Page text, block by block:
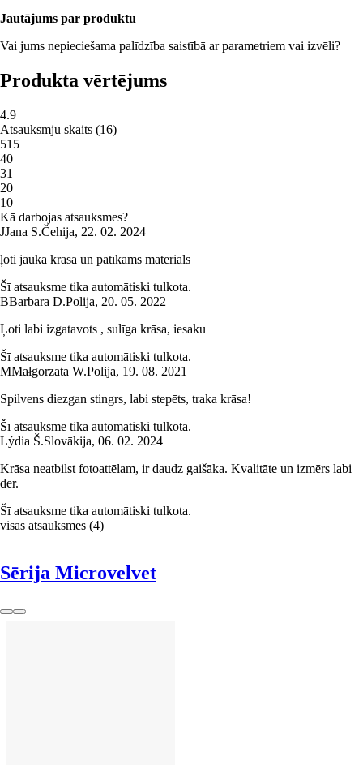
Jautājums par produktu
Vai jums nepieciešama palīdzība saistībā ar parametriem vai izvēli?
Produkta vērtējums
4.9
Atsauksmju skaits (16)
515
40
31
20
10
Kā darbojas atsauksmes?
JJana S.Čehija, 22. 02. 2024
ļoti jauka krāsa un patīkams materiāls
Šī atsauksme tika automātiski tulkota.
BBarbara D.Polija, 20. 05. 2022
Ļoti labi izgatavots , sulīga krāsa, iesaku
Šī atsauksme tika automātiski tulkota.
MMałgorzata W.Polija, 19. 08. 2021
Spilvens diezgan stingrs, labi stepēts, traka krāsa!
Šī atsauksme tika automātiski tulkota.
Lýdia Š.Slovākija, 06. 02. 2024
Krāsa neatbilst fotoattēlam, ir daudz gaišāka. Kvalitāte un izmērs labi
der.
Šī atsauksme tika automātiski tulkota.
visas atsauksmes (4)
Sērija Microvelvet